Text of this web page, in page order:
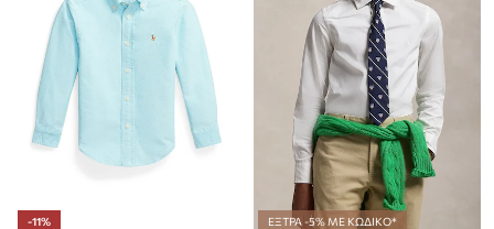
-11% ΕΞΤΡΑ -5% ΜΕ ΚΩΔΙΚΟ*